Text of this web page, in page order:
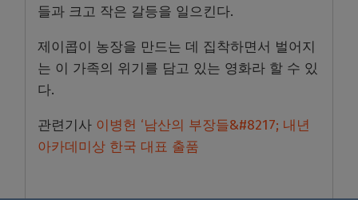
들과 크고 작은 갈등을 일으킨다.
제이콥이 농장을 만드는 데 집착하면서 벌어지
는 이 가족의 위기를 담고 있는 영화라 할 수 있
다.
관련기사 이병헌 ‘남산의 부장들&#8217; 내년
아카데미상 한국 대표 출품